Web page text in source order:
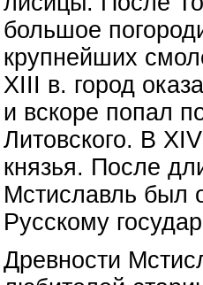
большое
крупнейших
XIII в. город
и вскоре попал
Литовского. В
князья. После
Мстиславль был
Русскому
Древности